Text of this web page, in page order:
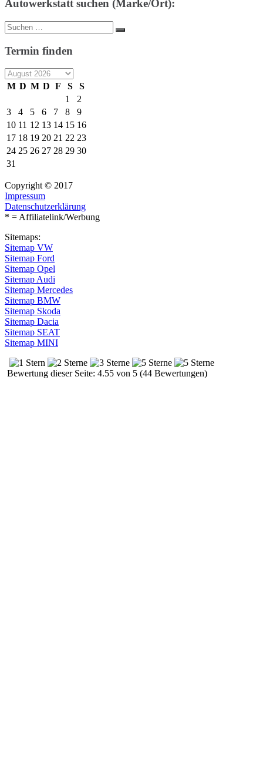
Autowerkstatt suchen (Marke/Ort):
Suche
nach:
Suchen
Termin finden
M D M D F S
S
1
2
3
4 5 6 7 8
9
10 11 12 13 14 15 16
17 18 19 20 21 22 23
24 25 26 27 28 29 30
31
Copyright © 2017
Impressum
Datenschutzerklärung
* = Affiliatelink/Werbung
Sitemaps:
Sitemap VW
Sitemap Ford
Sitemap Opel
Sitemap Audi
Sitemap Mercedes
Sitemap BMW
Sitemap Skoda
Sitemap Dacia
Sitemap SEAT
Sitemap MINI
Bewertung dieser Seite: 4.55 von 5 (44 Bewertungen)